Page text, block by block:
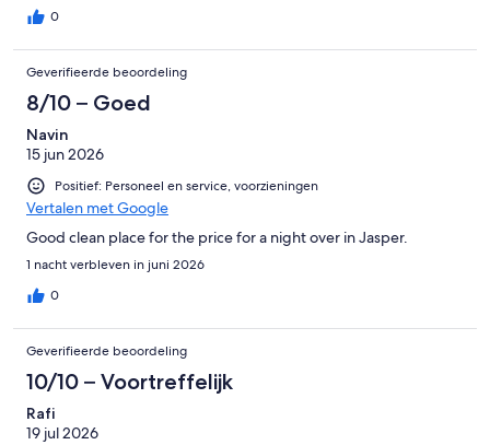
0
Geverifieerde beoordeling
8/10 – Goed
Navin
15 jun 2026
Positief: Personeel en service, voorzieningen
Vertalen met Google
Good clean place for the price for a night over in Jasper.
1 nacht verbleven in juni 2026
0
Geverifieerde beoordeling
10/10 – Voortreffelijk
Rafi
19 jul 2026